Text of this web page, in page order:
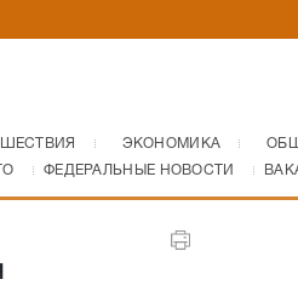
ЭКОНОМИКА
ФЕДЕРАЛЬНЫЕ НОВОСТИ